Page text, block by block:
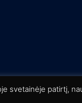
Proudly
svetainėje patirtį,